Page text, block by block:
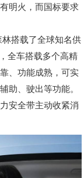
明火，而国标要求
搭载了全球知名供
全车搭载多个高精
、功能成熟，可实
助、驶出等功能。
安全带主动收紧消